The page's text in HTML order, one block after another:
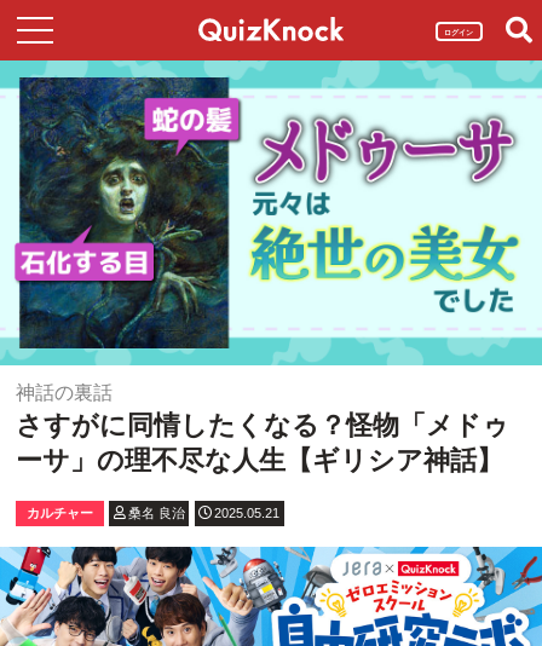
ログイン
神話の裏話
さすがに同情したくなる？怪物「メドゥ
ーサ」の理不尽な人生【ギリシア神話】
カルチャー 桑名 良治 2025.05.21